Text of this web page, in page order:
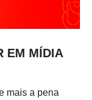
EM MÍDIA
mais a pena